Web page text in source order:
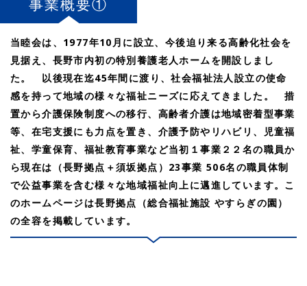
事業概要①
当睦会は、1977年10月に設立、今後迫り来る高齢化社会を
見据え、長野市内初の特別養護老人ホームを開設しまし
た。 以後現在迄45年間に渡り、社会福祉法人設立の使命
感を持って地域の様々な福祉ニーズに応えてきました。 措
置から介護保険制度への移行、高齢者介護は地域密着型事業
等、在宅支援にも力点を置き、介護予防やリハビリ、児童福
祉、学童保育、福祉教育事業など当初１事業２２名の職員か
ら現在は（長野拠点＋須坂拠点）23事業 506名の職員体制
で公益事業を含む様々な地域福祉向上に邁進しています。こ
のホームページは長野拠点（総合福祉施設 やすらぎの園）
の全容を掲載しています。